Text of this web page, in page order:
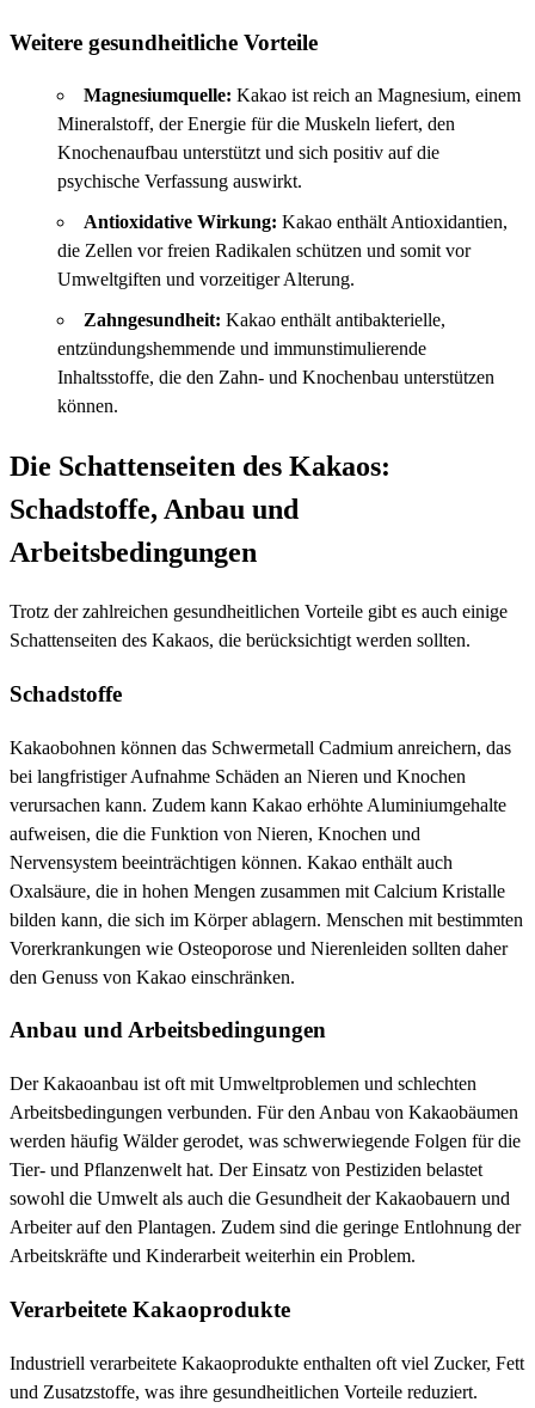
Weitere gesundheitliche Vorteile
Magnesiumquelle: Kakao ist reich an Magnesium, einem
Mineralstoff, der Energie für die Muskeln liefert, den
Knochenaufbau unterstützt und sich positiv auf die
psychische Verfassung auswirkt.
Antioxidative Wirkung: Kakao enthält Antioxidantien,
die Zellen vor freien Radikalen schützen und somit vor
Umweltgiften und vorzeitiger Alterung.
Zahngesundheit: Kakao enthält antibakterielle,
entzündungshemmende und immunstimulierende
Inhaltsstoffe, die den Zahn- und Knochenbau unterstützen
können.
Die Schattenseiten des Kakaos:
Schadstoffe, Anbau und
Arbeitsbedingungen
Trotz der zahlreichen gesundheitlichen Vorteile gibt es auch einige
Schattenseiten des Kakaos, die berücksichtigt werden sollten.
Schadstoffe
Kakaobohnen können das Schwermetall Cadmium anreichern, das
bei langfristiger Aufnahme Schäden an Nieren und Knochen
verursachen kann. Zudem kann Kakao erhöhte Aluminiumgehalte
aufweisen, die die Funktion von Nieren, Knochen und
Nervensystem beeinträchtigen können. Kakao enthält auch
Oxalsäure, die in hohen Mengen zusammen mit Calcium Kristalle
bilden kann, die sich im Körper ablagern. Menschen mit bestimmten
Vorerkrankungen wie Osteoporose und Nierenleiden sollten daher
den Genuss von Kakao einschränken.
Anbau und Arbeitsbedingungen
Der Kakaoanbau ist oft mit Umweltproblemen und schlechten
Arbeitsbedingungen verbunden. Für den Anbau von Kakaobäumen
werden häufig Wälder gerodet, was schwerwiegende Folgen für die
Tier- und Pflanzenwelt hat. Der Einsatz von Pestiziden belastet
sowohl die Umwelt als auch die Gesundheit der Kakaobauern und
Arbeiter auf den Plantagen. Zudem sind die geringe Entlohnung der
Arbeitskräfte und Kinderarbeit weiterhin ein Problem.
Verarbeitete Kakaoprodukte
Industriell verarbeitete Kakaoprodukte enthalten oft viel Zucker, Fett
und Zusatzstoffe, was ihre gesundheitlichen Vorteile reduziert.